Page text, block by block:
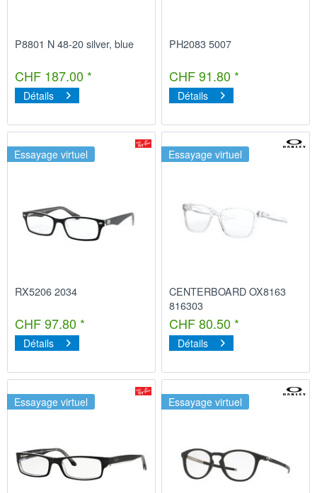
P8801 N 48-20 silver, blue
CHF 187.00 *
Détails
PH2083 5007
CHF 91.80 *
Détails
Essayage virtuel
RX5206 2034
CHF 97.80 *
Détails
Essayage virtuel
CENTERBOARD OX8163
816303
CHF 80.50 *
Détails
Essayage virtuel Essayage virtuel